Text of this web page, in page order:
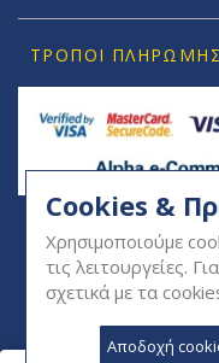
ΤΡΌΠΟΙ ΠΛΗΡΩΜΉΣ
SOCIAL
Cookies &
Χρησιμοποιούμε
τις λειτουργείες.
σχετικά με τα
Αποδοχή